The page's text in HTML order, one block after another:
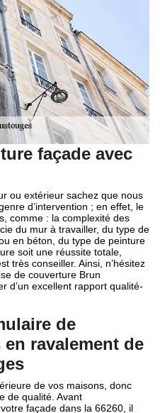
façade avec
ou extérieur sachez que nous
d’intervention ; en effet, le
comme : la complexité des
du mur à travailler, du type de
en béton, du type de peinture
soit une réussite totale,
très conseiller. Ainsi, n’hésitez
de couverture Brun
d’un excellent rapport qualité-
de
ravalement de
de vos maisons, donc
de qualité. Avant
façade dans la 66260, il